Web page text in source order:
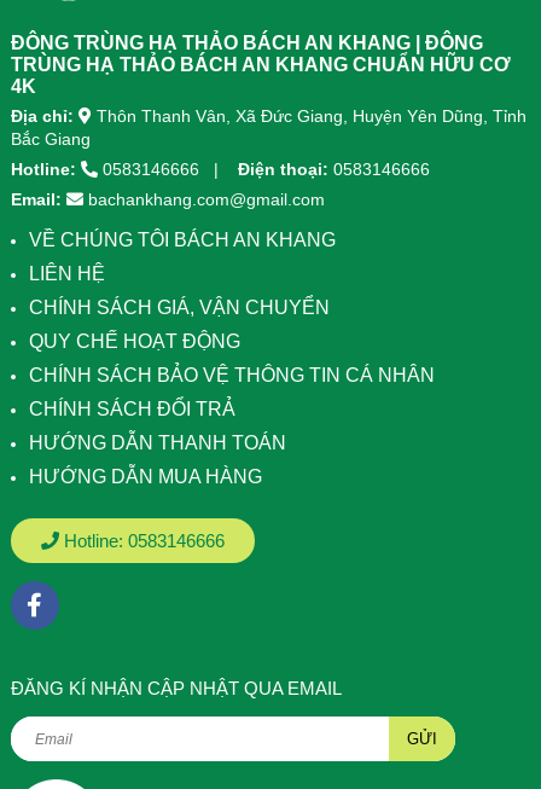
giúp hấp thu nhanh và hiệu quả
hơn.
ĐÔNG TRÙNG HẠ THẢO BÁCH AN KHANG | ĐÔNG
TRÙNG HẠ THẢO BÁCH AN KHANG CHUẨN HỮU CƠ
4K
Địa chỉ:
Thôn Thanh Vân, Xã Đức Giang, Huyện Yên Dũng, Tỉnh
Bắc Giang
Hotline:
0583146666 Điện thoại: 0583146666
Email:
bachankhang.com@gmail.com
VỀ CHÚNG TÔI BÁCH AN KHANG
LIÊN HỆ
CHÍNH SÁCH GIÁ, VẬN CHUYỂN
QUY CHẾ HOẠT ĐỘNG
CHÍNH SÁCH BẢO VỆ THÔNG TIN CÁ NHÂN
CHÍNH SÁCH ĐỔI TRẢ
HƯỚNG DẪN THANH TOÁN
HƯỚNG DẪN MUA HÀNG
Hotline: 0583146666
ÐĂNG KÍ NHẬN CẬP NHẬT QUA EMAIL
GỬI